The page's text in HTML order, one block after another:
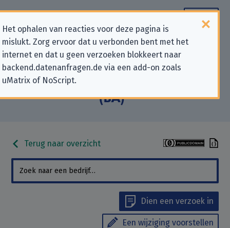
Het ophalen van reacties voor deze pagina is
mislukt. Zorg ervoor dat u verbonden bent met het
internet en dat u geen verzoeken blokkeert naar
backend.datenanfragen.de via een add-on zoals
uMatrix of NoScript.
Contactgegevens voor
privacygerelateerde verzoeken
aan “Bundesagentur für Arbeit
(BA)”
Terug naar overzicht
Dien een verzoek in
Een wijziging voorstellen